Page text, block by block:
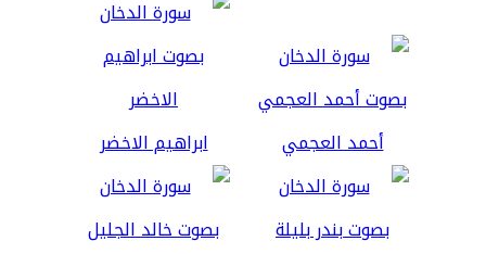
أحمد العجمي ابراهيم الاخضر